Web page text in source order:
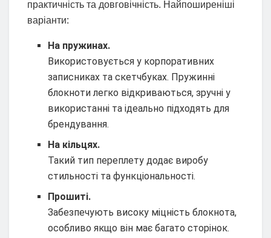
практичність та довговічність. Найпоширеніші
варіанти:
На пружинах.
Використовується у корпоративних
записниках та скетчбуках. Пружинні
блокноти легко відкриваються, зручні у
використанні та ідеально підходять для
брендування.
На кільцях.
Такий тип переплету додає виробу
стильності та функціональності.
Прошиті.
Забезпечують високу міцність блокнота,
особливо якщо він має багато сторінок.